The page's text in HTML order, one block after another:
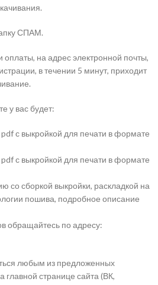
СПАМ.
на адрес электронной почты,
в течении 5 минут, приходит
у вас будет:
с выкройкой для печати в формате
с выкройкой для печати в формате
со сборкой выкройки, раскладкой на
пошива, подробное описание
обращайтесь по адресу:
любым из предложенных
главной странице сайта (ВК,